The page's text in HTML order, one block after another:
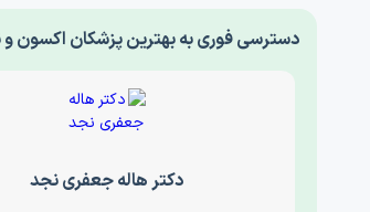
دکتر هاله جعفری نجد